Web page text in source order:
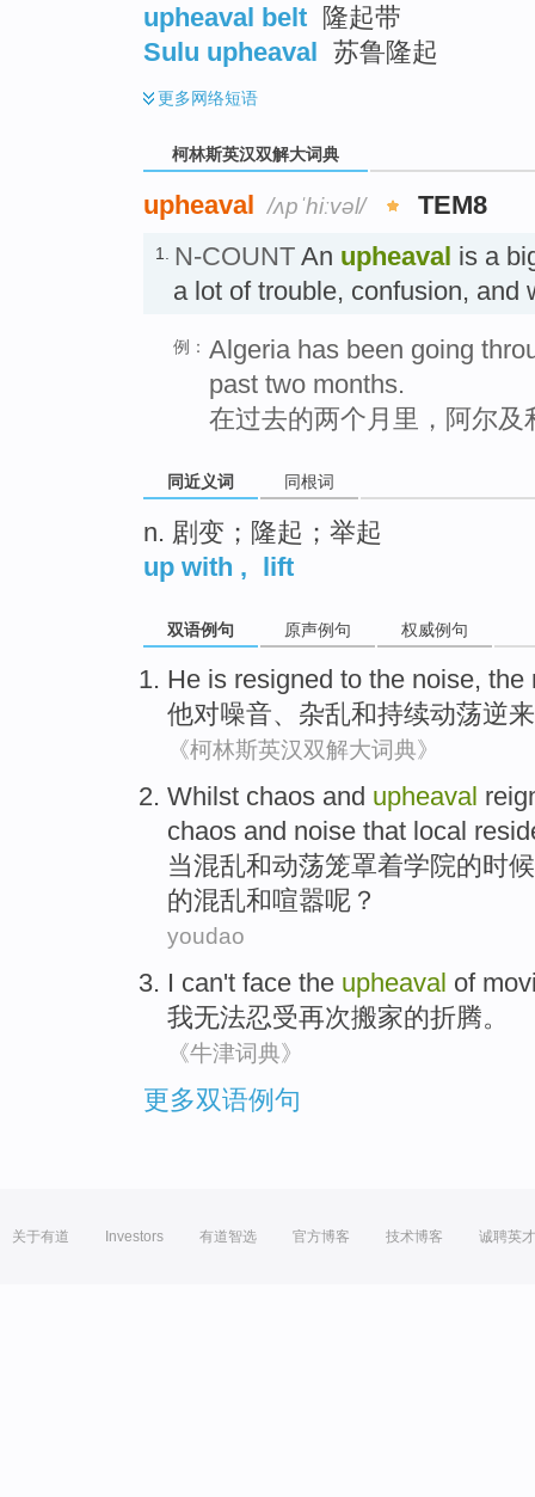
upheaval belt 隆起带
Sulu upheaval 苏鲁隆起
更多网络短语
柯林斯英汉双解大词典
upheaval /ʌpˈhiːvəl/ TEM8
1. N-COUNT An upheaval is a
a lot of trouble, confusion, and
例： Algeria has been going
past two months.
在过去的两个月里，阿尔
同近义词 同根词
n. 剧变；隆起；举起
up with , lift
双语例句 原声例句 权威例句
He is resigned to the noise, the
他对噪音、 杂乱和持续动荡逆
《柯林斯英汉双解大词典》
Whilst chaos and upheaval
chaos and noise that local
当混乱和动荡笼罩着学院的时
的混乱和喧嚣呢？
youdao
I can't face the upheaval of
我无法忍受再次搬家的折腾。
《牛津词典》
更多双语例句
关于有道 Investors 有道智选 官方博客 技术博客 诚聘英才